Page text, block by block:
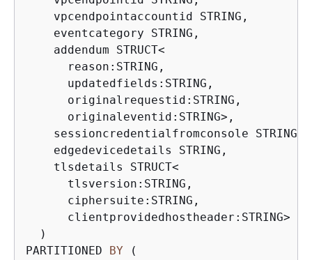
    vpcendpointaccountid STRING,
    eventcategory STRING,
    addendum STRUCT
<
      reason:STRING,
      updatedfields:STRING,
      originalrequestid:STRING,
      originaleventid:STRING
> ,
    sessioncredentialfromconsole STRING,
    edgedevicedetails STRING,
    tlsdetails STRUCT
<
      tlsversion:STRING,
      ciphersuite:STRING,
      clientprovidedhostheader:STRING
>
  )
PARTITIONED BY (